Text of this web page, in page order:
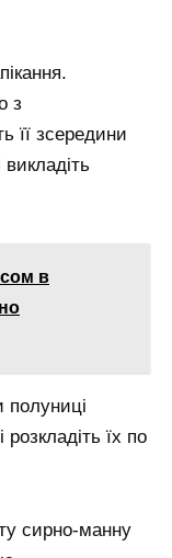
з
її зсередини
в
полуниці
їх по
сирно-манну